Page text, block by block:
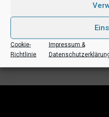
Cookie-
Richtlinie
Impressum &